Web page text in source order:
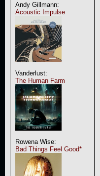
Andy Gillmann:
Acoustic Impulse
Vanderlust:
The Human Farm
Rowena Wise:
Bad Things Feel Good*